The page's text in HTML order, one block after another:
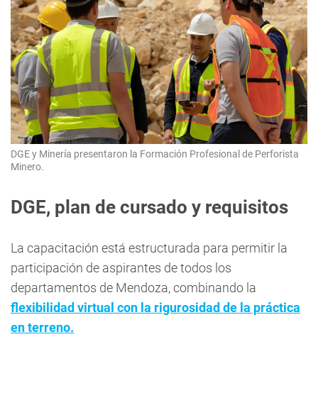
DGE y Minería presentaron la Formación Profesional de Perforista
Minero.
DGE, plan de cursado y requisitos
La capacitación está estructurada para permitir la
participación de aspirantes de todos los
departamentos de Mendoza, combinando la
flexibilidad virtual con la rigurosidad de la práctica
en terreno.